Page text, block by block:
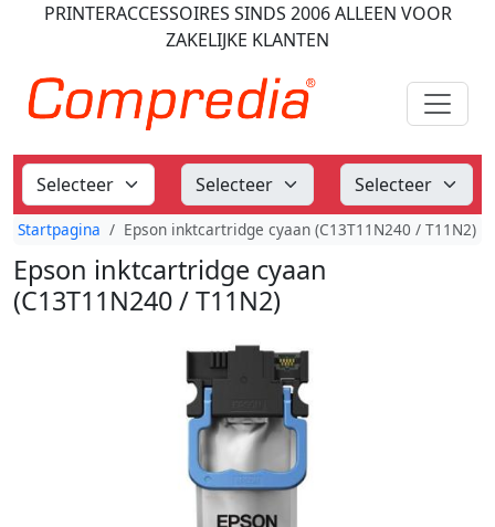
PRINTERACCESSOIRES SINDS 2006ALLEEN VOOR
ZAKELIJKE KLANTEN
Startpagina Epson inktcartridge cyaan (C13T11N240 / T11N2)
Epson inktcartridge cyaan
(C13T11N240 / T11N2)